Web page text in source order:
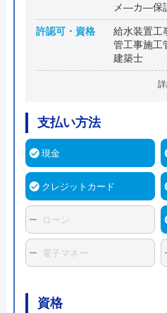
メ―カ―保
許認可・資格
給水装置工
管工事施工
建築士
支払い方法
現金
クレジットカード
ローン
電子マネー
資格